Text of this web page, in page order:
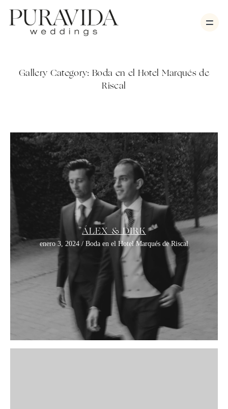
Bodas
Vídeo
Nosotros
Contacto
Gallery Category: Boda en el Hotel Marqués de
Riscal
ÁLEX & DIRK
enero 3, 2024 / Boda en el Hotel Marqués de Riscal